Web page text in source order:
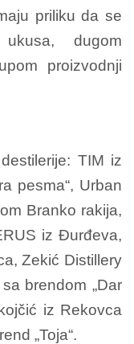
priliku da se
dugom
proizvodnji
TIM iz
pesma“, Urban
Branko rakija,
iz Đurđeva,
Zekić Distillery
brendom „Dar
iz Rekovca
„Toja“.